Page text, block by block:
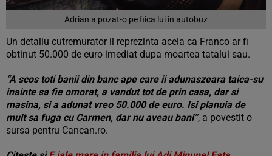
Adrian a pozat-o pe fiica lui in autobuz
Un detaliu cutremurator il reprezinta acela ca Franco ar fi
obtinut 50.000 de euro imediat dupa moartea tatalui sau.
“A scos toti banii din banc ape care ii adunaszeara taica-su
inainte sa fie omorat, a vandut tot de prin casa, dar si
masina, si a adunat vreo 50.000 de euro. Isi planuia de
mult sa fuga cu Carmen, dar nu aveau bani”, a povestit o
sursa pentru Cancan.ro.